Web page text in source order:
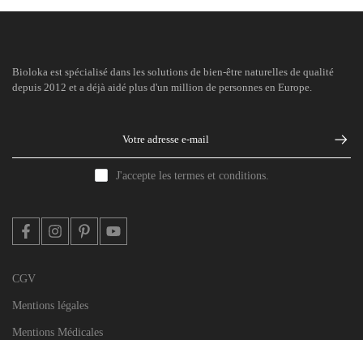
Bioloka est spécialisé dans les solutions de bien-être naturelles de qualité
depuis 2012 et a déjà aidé plus d'un million de personnes en Europe.
J'accepte les termes et conditions.
CGV
Mentions légales
Mentions Médicales